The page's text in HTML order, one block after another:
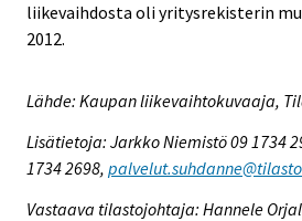
liikevaihdosta oli yritysrekisterin
2012.
Lähde: Kaupan liikevaihtokuvaaja,
Lisätietoja: Jarkko Niemistö 09 1734
1734 2698,
Vastaava tilastojohtaja: Hannele